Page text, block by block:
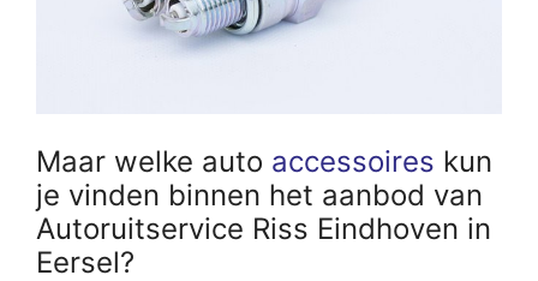
Maar welke auto accessoires kun
je vinden binnen het aanbod van
Autoruitservice Riss Eindhoven in
Eersel?